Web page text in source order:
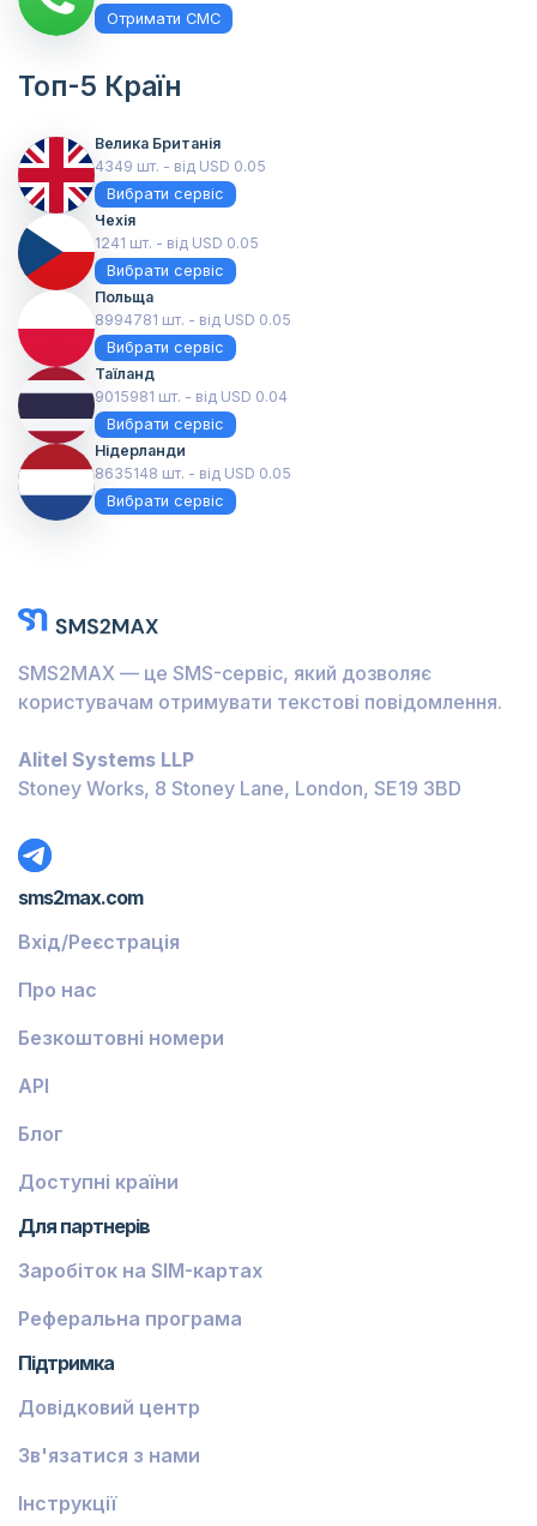
Отримати СМС
Топ-5 Країн
Велика Британія
4349 шт. - від USD 0.05
Вибрати сервіс
Чехія
1241 шт. - від USD 0.05
Вибрати сервіс
Польща
8994781 шт. - від USD 0.05
Вибрати сервіс
Таїланд
9015981 шт. - від USD 0.04
Вибрати сервіс
Нідерланди
8635148 шт. - від USD 0.05
Вибрати сервіс
SMS2MAX — це SMS-сервіс, який дозволяє
користувачам отримувати текстові повідомлення.
Alitel Systems LLP
Stoney Works, 8 Stoney Lane, London, SE19 3BD
sms2max.com
Вхід/Реєстрація
Про нас
Безкоштовні номери
API
Блог
Доступні країни
Для партнерів
Заробіток на SIM-картах
Реферальна програма
Підтримка
Довідковий центр
Зв'язатися з нами
Інструкції